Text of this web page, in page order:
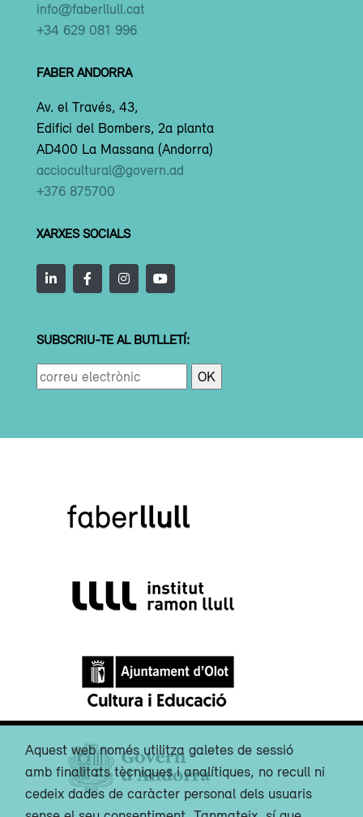
info@faberllull.cat
+34 629 081 996
FABER ANDORRA
Av. el Través, 43,
Edifici del Bombers, 2a planta
AD400 La Massana (Andorra)
acciocultural@govern.ad
+376 875700
XARXES SOCIALS
SUBSCRIU-TE AL BUTLLETÍ:
Aquest web només utilitza galetes de sessió
amb finalitats tècniques i analítiques, no recull ni
cedeix dades de caràcter personal dels usuaris